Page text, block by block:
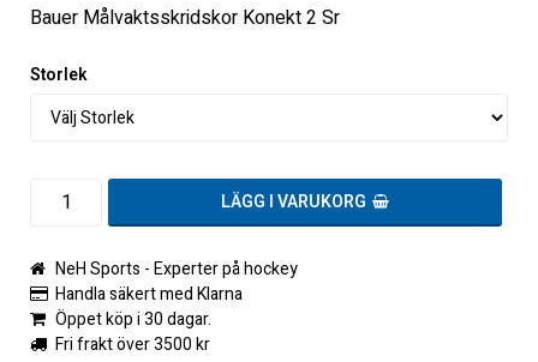
Bauer Målvaktsskridskor Konekt 2 Sr
Storlek
LÄGG I VARUKORG
NeH Sports - Experter på hockey
Handla säkert med Klarna
Öppet köp i 30 dagar.
Fri frakt över 3500 kr